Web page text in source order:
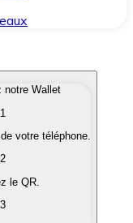
intéressent
en monnaie
notre Wallet
1
votre téléphone.
2
le QR.
3